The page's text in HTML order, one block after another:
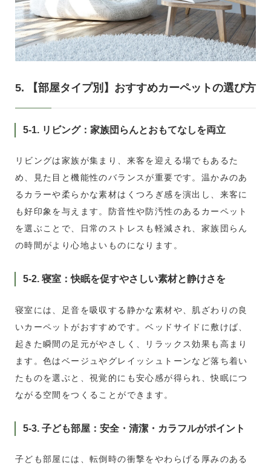
5. 【部屋タイプ別】おすすめカーペットの選び方
5-1. リビング：家族団らんとおもてなしを両立
リビングは家族が集まり、来客を迎える場でもあるた
め、見た目と機能性のバランスが重要です。温かみのあ
るカラーや柔らかな素材はくつろぎ感を演出し、来客に
も好印象を与えます。防音性や防汚性のあるカーペット
を選ぶことで、日常のストレスも軽減され、家族団らん
の時間がより心地よいものになります。
5-2. 寝室：快眠を促すやさしい素材と静けさを
寝室には、足音を吸収する静かな素材や、肌ざわりの良
いカーペットがおすすめです。ベッドサイドに敷けば、
起きた瞬間の足元がやさしく、リラックス効果も高まり
ます。色はベージュやグレイッシュトーンなど落ち着い
たものを選ぶと、視覚的にも安心感が得られ、快眠につ
ながる空間をつくることができます。
5-3. 子ども部屋：安全・清潔・カラフルがポイント
子ども部屋には、転倒時の衝撃をやわらげる厚みのある